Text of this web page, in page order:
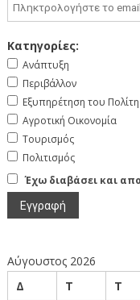
Κατηγορίες:
Ανάπτυξη
Περιβάλλον
Εξυπηρέτηση του Πολίτη
Αγροτική Οικονομία
Τουρισμός
Πολιτισμός
Έχω διαβάσει και
Αύγουστος 2026
Δ
Τ Τ